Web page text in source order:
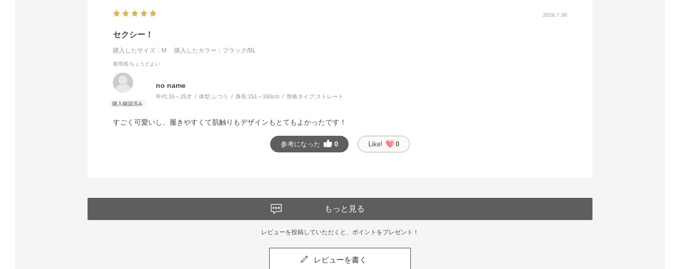
2026.7.30
セクシー！
購入したサイズ：M 購入したカラー：ブラック/BL
着用感:ちょうどよい
no name
年代:16～25才 体型: ふつう 身長:151～160cm 骨格タイプ: ストレート
すごく可愛いし、履きやすくて肌触りもデザインもとてもよかったです！
参考になった 0 Like! 0
もっと見る
レビューを投稿していただくと、ポイントをプレゼント！
レビューを書く